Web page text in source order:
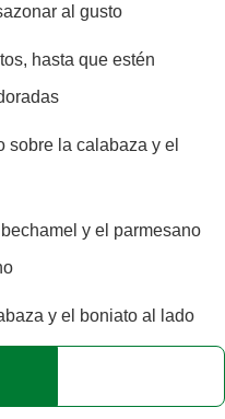
al gusto
hasta que estén
sobre la calabaza y el
y el parmesano
y el boniato al lado